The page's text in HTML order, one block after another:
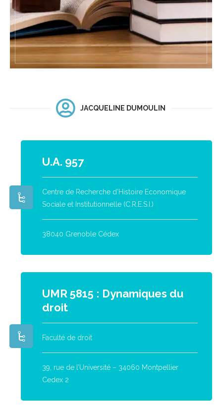
JACQUELINE DUMOULIN
U.A. 957
Centre de Recherche d’Histoire Economique
Sociale et Institutionnelle (C.R.E.S.I.)
38040 Grenoble Cédex
UMR 5815 : Dynamiques du
droit
Faculté de droit
39, rue de l’Université – 34060 Montpellier
Cedex 2